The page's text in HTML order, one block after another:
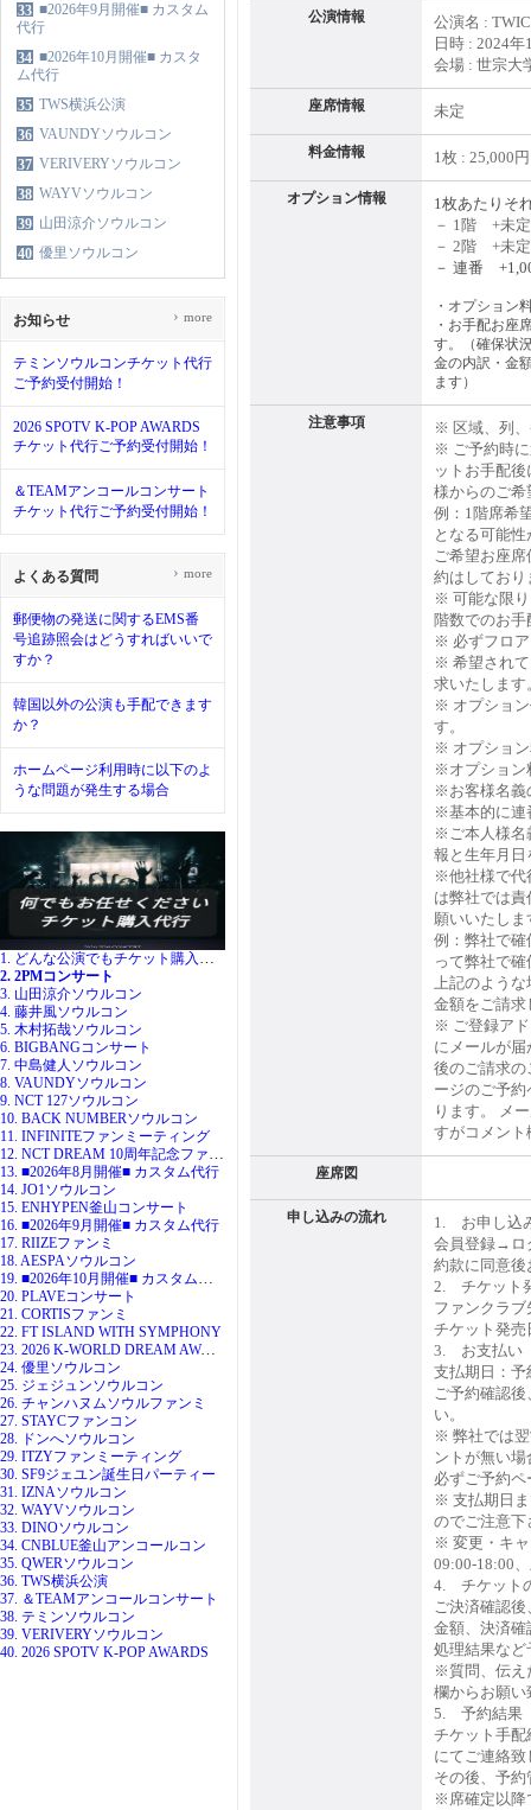
33 ■2026年9月開催■ カスタム
代行
34 ■2026年10月開催■ カスタ
ム代行
35 TWS横浜公演
36 VAUNDYソウルコン
37 VERIVERYソウルコン
38 WAYVソウルコン
39 山田涼介ソウルコン
40 優里ソウルコン
お知らせ
テミンソウルコンチケット代行
ご予約受付開始！
2026 SPOTV K-POP AWARDS
チケット代行ご予約受付開始！
＆TEAMアンコールコンサート
チケット代行ご予約受付開始！
› more
よくある質問
郵便物の発送に関するEMS番
号追跡照会はどうすればいいで
すか？
韓国以外の公演も手配できます
か？
ホームページ利用時に以下のよ
うな問題が発生する場合
› more
1. どんな公演でもチケット購入代行
2. 2PMコンサート
3. 山田涼介ソウルコン
4. 藤井風ソウルコン
5. 木村拓哉ソウルコン
6. BIGBANGコンサート
7. 中島健人ソウルコン
8. VAUNDYソウルコン
9. NCT 127ソウルコン
10. BACK NUMBERソウルコン
11. INFINITEファンミーティング
12. NCT DREAM 10周年記念ファンミ
13. ■2026年8月開催■ カスタム代行
14. JO1ソウルコン
15. ENHYPEN釜山コンサート
16. ■2026年9月開催■ カスタム代行
17. RIIZEファンミ
18. AESPAソウルコン
19. ■2026年10月開催■ カスタム代行
20. PLAVEコンサート
21. CORTISファンミ
22. FT ISLAND WITH SYMPHONY
23. 2026 K-WORLD DREAM AWARDS
24. 優里ソウルコン
25. ジェジュンソウルコン
26. チャンハヌムソウルファンミ
27. STAYCファンコン
28. ドンへソウルコン
29. ITZYファンミーティング
30. SF9ジェユン誕生日パーティー
31. IZNAソウルコン
32. WAYVソウルコン
33. DINOソウルコン
34. CNBLUE釜山アンコールコン
35. QWERソウルコン
36. TWS横浜公演
37. ＆TEAMアンコールコンサート
38. テミンソウルコン
39. VERIVERYソウルコン
40. 2026 SPOTV K-POP AWARDS
公演情報
公演名 :
日時 : 2024
会場 : 世宗大
座席情報 未定
料金情報 1枚 : 25,000
オプション情報
1枚あたりそ
－ 1階 +未定
－ 2階 +未定
－ 連番
・オプション
・お手配お座
す。（確保状
金の内訳・金
ます）
注意事項
※ 区域、列
※ ご予約時
ットお手配
様からのご希
例：1階席希
となる可能
ご希望お座
約はしており
※ 可能な限
階数でのお
※ 必ずフロ
※ 希望され
求いたします
※ オプショ
す。
※ オプショ
※オプション
※お客様名義
※基本的に連
※ご本人様名
報と生年月日
※他社様で代
は弊社では
願いいたしま
例：弊社で確
って弊社で
上記のような
金額をご請求
※ ご登録ア
にメールが
後のご請求の
ージのご予
ります。 メ
すがコメント
座席図
申し込みの流れ
1. お申し込
会員登録→ロ
約款に同意
2. チケット
ファンクラ
チケット発売
3. お支払い
支払期日：予
ご予約確認
い。
※ 弊社では
ントが無い
必ずご予約
※ 支払期日
のでご注意下
※ 変更・キ
09:00-18:00
4. チケット
ご決済確認
金額、決済確
処理結果など
※質問、伝え
欄からお願い
5. 予約結果
チケット手配
にてご連絡致
その後、予
※席確定以降